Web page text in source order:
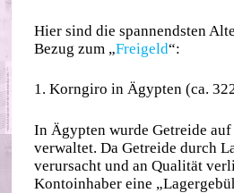
Hier sind die spannendsten
Bezug zum „Freigeld“:
1. Korngiro in Ägypten (ca.
In Ägypten wurde Getreide
verwaltet. Da Getreide durch
verursacht und an Qualität
Kontoinhaber eine